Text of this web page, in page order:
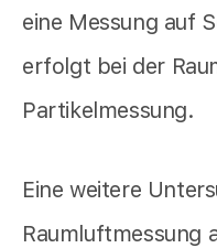
eine Messung auf
erfolgt bei der
Partikelmessung.
Eine weitere
Raumluftmessung